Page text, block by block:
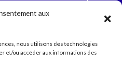
aux
nous utilisons des technologies
et/ou accéder aux informations des
plus. Parole d’Ariadne.